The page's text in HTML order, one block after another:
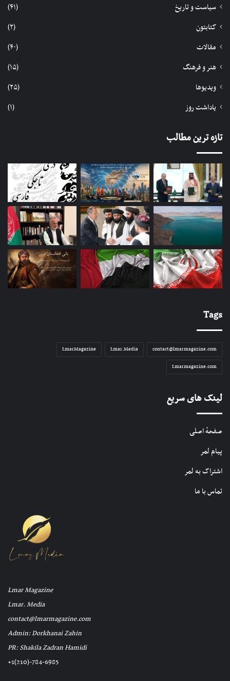
سیاست و تاریخ
(۴۱)
کتابتون
(۲)
مقالات
(۴۰)
هنر و فرهنگ
(۱۵)
ویدیوها
(۲۵)
یاداشت روز
(۱)
تازه ترین مطالب
Tags
contact@lmarmagazine.com
Lmar.Media
LmarMagazine
Lmarmagazine.com
لینک های سریع
صفحهٔ اصلی
پیام لمر
اشتراک به لمر
تماس با ما
Lmar Magazine
Lmar. Media
contact@lmarmagazine.com
Admin: Dorkhanai Zahin
PR: Shakila Zadran Hamidi
+1(210)-784-6985